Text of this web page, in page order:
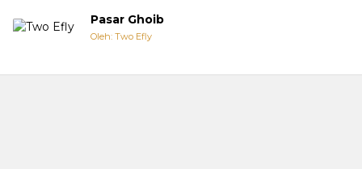
Pasar Ghoib
Oleh: Two Efly